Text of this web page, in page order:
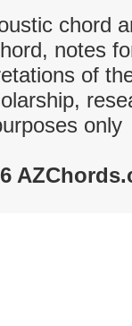
chord
notes
of
only